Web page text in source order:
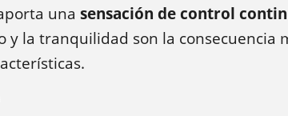
unasensación de control
y la tranquilidad son la consecuencia